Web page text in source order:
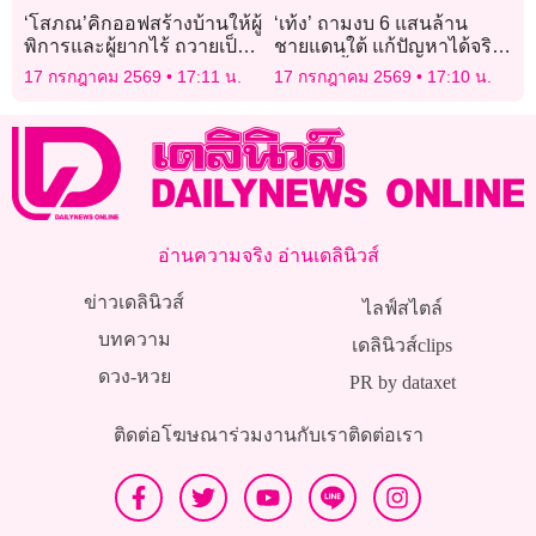
‘โสภณ’คิกออฟสร้างบ้านให้ผู้
พิการและผู้ยากไร้ ถวายเป็น
พระราชกุศล
17 กรกฎาคม 2569 17:11 น.
‘เท้ง’ ถามงบ 6 แสนล้าน
ชายแดนใต้ แก้ปัญหาได้จริง
หรือไม่ จี้ตรวจสอบโปร่งใส
17 กรกฎาคม 2569 17:10 น.
อ่านความจริง อ่านเดลินิวส์
ข่าวเดลินิวส์
บทความ
ดวง-หวย
ไลฟ์สไตล์
เดลินิวส์clips
PR by dataxet
ติดต่อโฆษณาร่วมงานกับเราติดต่อเรา